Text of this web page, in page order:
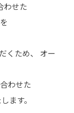
わせた
くため、
オー
わせた
ます。